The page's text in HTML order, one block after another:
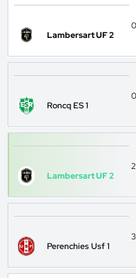
Lambersart UF 2
Roncq ES 1
Lambersart UF 2
Perenchies Usf 1